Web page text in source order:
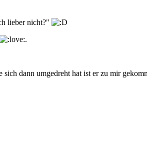
lieber nicht?"
.
sich dann umgedreht hat ist er zu mir